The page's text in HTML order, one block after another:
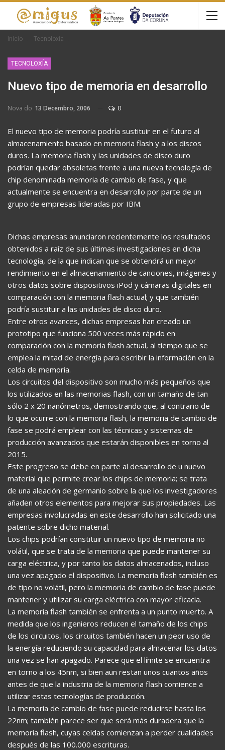
Inicio Tecnoloxía
TECNOLOXÍA
Nuevo tipo de memoria en desarrollo
Nova do 13 Decembro, 2006 0
El nuevo tipo de memoria podría sustituir en el futuro al
almacenamiento basado en memoria flash y a los discos
duros. La memoria flash y las unidades de disco duro
podrían quedar obsoletas frente a una nueva tecnología de
chip denominada memoria de cambio de fase, y que
actualmente se encuentra en desarrollo por parte de un
grupo de empresas lideradas por IBM.
Dichas empresas anunciaron recientemente los resultados
obtenidos a raíz de sus últimas investigaciones en dicha
tecnología, de la que indican que se obtendrá un mejor
rendimiento en el almacenamiento de canciones, imágenes y
otros datos sobre dispositivos iPod y cámaras digitales en
comparación con la memoria flash actual; y que también
podría sustituir a las unidades de disco duro.
Entre otros avances, dichas empresas han creado un
prototipo que funciona 500 veces más rápido en
comparación con la memoria flash actual, al tiempo que se
emplea la mitad de energía para escribir la información en la
celda de memoria.
Los circuitos del dispositivo son mucho más pequeños que
los utilizados en las memorias flash, con un tamaño de tan
sólo 2 x 20 nanómetros, demostrando que, al contrario de
lo que ocurre con la memoria flash, la memoria de cambio de
fase se podrá emplear con las técnicas y sistemas de
producción avanzados que estarán disponibles en torno al
2015.
Este progreso se debe en parte al desarrollo de u nuevo
material que permite crear los chips de memoria; se trata
de una aleación de germanio sobre la que los investigadores
añaden otros elementos para mejorar sus propiedades. Las
empresas involucradas en este desarrollo han solicitado una
patente sobre dicho material.
Los chips podrían constituir un nuevo tipo de memoria no
volátil, que se trata de la memoria que puede mantener su
carga eléctrica, y por tanto los datos almacenados, incluso
una vez apagado el dispositivo. La memoria flash también es
de tipo no volátil, pero la memoria de cambio de fase puede
mantener y utilizar su carga eléctrica con mayor eficacia.
La memoria flash también se enfrenta a un punto muerto. A
medida que los ingenieros reducen el tamaño de los chips
de los circuitos, los circuitos también hacen un peor uso de
la energía reduciendo su capacidad para almacenar los datos
una vez se han apagado. Parece que el límite se encuentra
en torno a los 45nm, si bien aun restan unos cuantos años
antes de que la industria de la memoria flash comience a
utilizar estas tecnologías de producción.
La memoria de cambio de fase puede reducirse hasta los
22nm; también parece ser que será más duradera que la
memoria flash, cuyas celdas comienzan a perder cualidades
después de las 100.000 escrituras.